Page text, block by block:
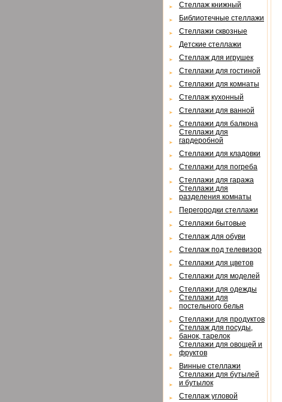
Стеллаж книжный
Библиотечные стеллажи
Стеллажи сквозные
Детские стеллажи
Стеллаж для игрушек
Стеллажи для гостиной
Стеллажи для комнаты
Cтеллаж кухонный
Cтеллажи для ванной
Стеллажи для балкона
Cтеллажи для
гардеробной
Cтеллажи для кладовки
Cтеллажи для погреба
Cтеллажи для гаража
Cтеллажи для
разделения комнаты
Перегородки стеллажи
Cтеллажи бытовые
Cтеллаж для обуви
Cтеллаж под телевизор
Стеллажи для цветов
Cтеллажи для моделей
Cтеллажи для одежды
Cтеллажи для
постельного белья
Cтеллажи для продуктов
Cтеллаж для посуды,
банок, тарелок
Cтеллажи для овощей и
фруктов
Винные стеллажи
Cтеллажи для бутылей
и бутылок
Cтеллаж угловой